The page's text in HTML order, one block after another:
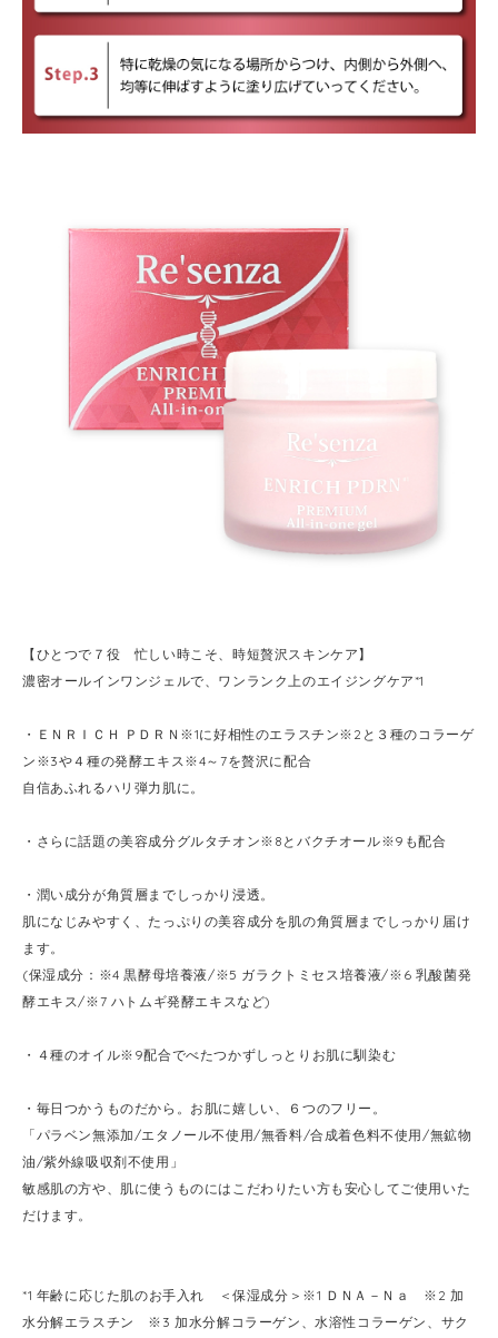
【ひとつで７役 忙しい時こそ、時短贅沢スキンケア】
濃密オールインワンジェルで、ワンランク上のエイジングケア*1
・ＥＮＲＩＣＨ ＰＤＲＮ※1に好相性のエラスチン※2と３種のコラーゲ
ン※3や４種の発酵エキス※4～7を贅沢に配合
自信あふれるハリ弾力肌に。
・さらに話題の美容成分グルタチオン※8とバクチオール※9も配合
・潤い成分が角質層までしっかり浸透。
肌になじみやすく、たっぷりの美容成分を肌の角質層までしっかり届け
ます。
(保湿成分：※4 黒酵母培養液/※5 ガラクトミセス培養液/※6 乳酸菌発
酵エキス/※7 ハトムギ発酵エキスなど)
・４種のオイル※9配合でべたつかずしっとりお肌に馴染む
・毎日つかうものだから。お肌に嬉しい、６つのフリー。
「パラベン無添加/エタノール不使用/無香料/合成着色料不使用/無鉱物
油/紫外線吸収剤不使用」
敏感肌の方や、肌に使うものにはこだわりたい方も安心してご使用いた
だけます。
*1 年齢に応じた肌のお手入れ ＜保湿成分＞※1 ＤＮＡ－Ｎａ ※2 加
水分解エラスチン ※3 加水分解コラーゲン、水溶性コラーゲン、サク